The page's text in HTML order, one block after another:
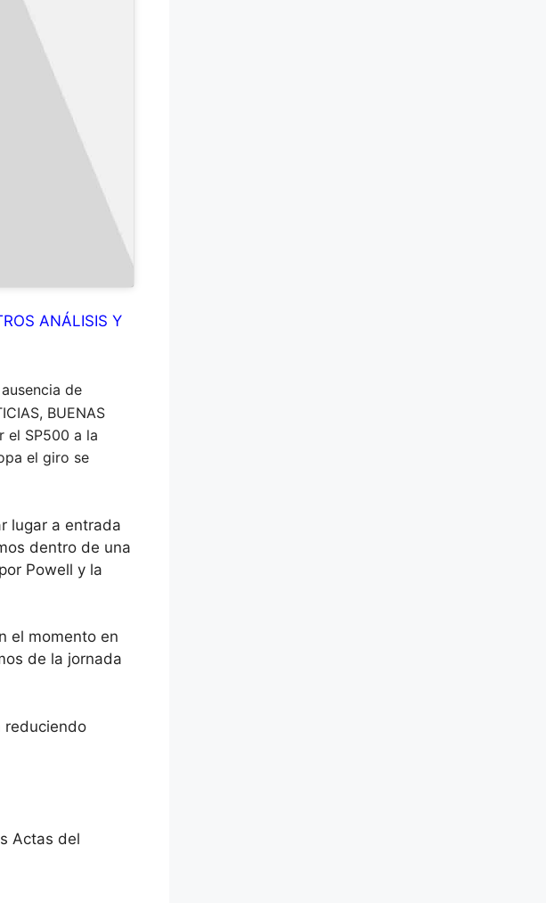
ANÁLISIS Y
de
BUENAS
el SP500 a la
el giro se
lugar a entrada
dentro de una
Powell y la
el momento en
de la jornada
reduciendo
Actas del